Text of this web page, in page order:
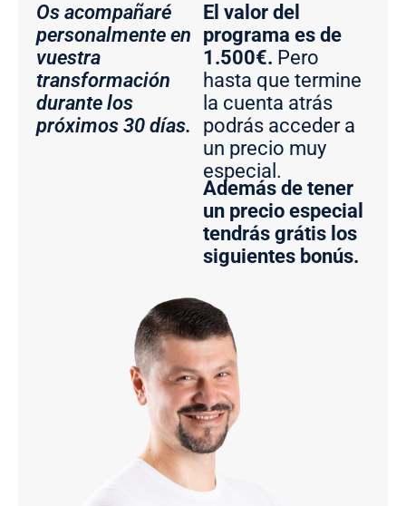
Os acompañaré
personalmente en
vuestra
transformación
durante los
próximos 30 días.
El valor del
programa es de
1.500€. Pero
hasta que termine
la cuenta atrás
podrás acceder a
un precio muy
especial.
Además de tener
un precio especial
tendrás grátis los
siguientes bonús.